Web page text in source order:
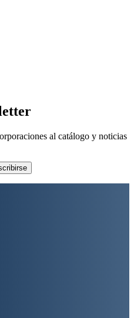
al catálogo y noticias